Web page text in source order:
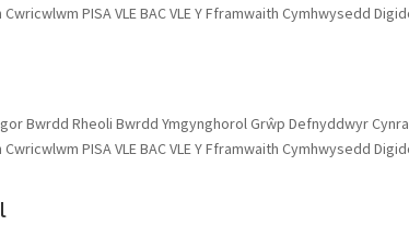
PISA VLE BAC VLE Y Fframwaith Cymhwysedd
Bwrdd Rheoli Bwrdd Ymgynghorol Grŵp Defnyddwyr
PISA VLE BAC VLE Y Fframwaith Cymhwysedd